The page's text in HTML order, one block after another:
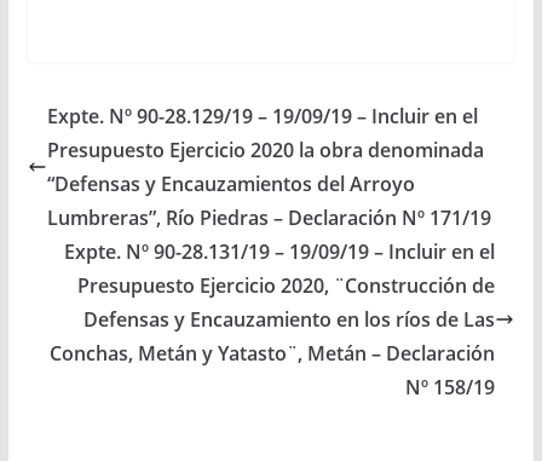
denominada:
“Construcción de 157
(ciento cincuenta y
siete) Viviendas”,…
Expte. Nº 90-28.129/19 – 19/09/19 – Incluir en el
Presupuesto Ejercicio 2020 la obra denominada
“Defensas y Encauzamientos del Arroyo
Lumbreras”, Río Piedras – Declaración Nº 171/19
Expte. Nº 90-28.131/19 – 19/09/19 – Incluir en el
Presupuesto Ejercicio 2020, ¨Construcción de
Defensas y Encauzamiento en los ríos de Las
Conchas, Metán y Yatasto¨, Metán – Declaración
Nº 158/19